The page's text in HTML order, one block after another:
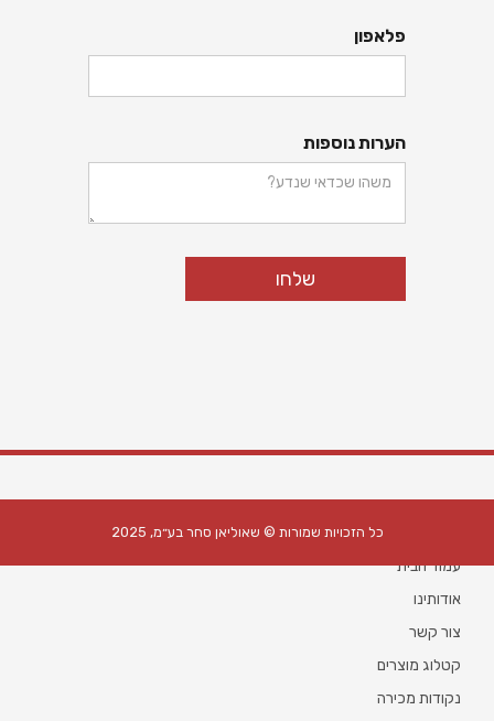
פלאפון
הערות נוספות
עמוד הבית
אודותינו
צור קשר
קטלוג מוצרים
נקודות מכירה
כל הזכויות שמורות © שאוליאן סחר בע״מ, 2025